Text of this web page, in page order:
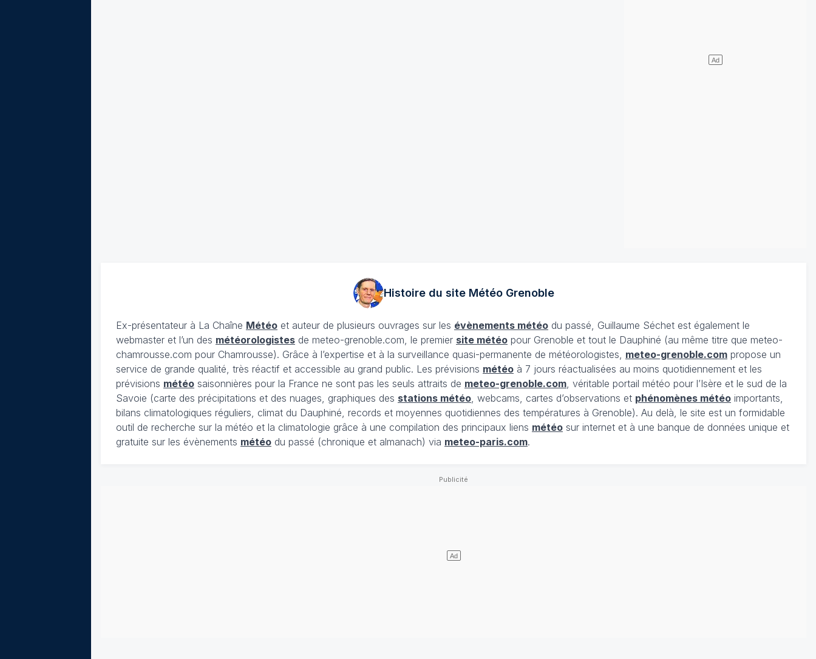
Histoire du site MétéoGrenoble
Ex-présentateur à La Chaîne Météo et auteur de plusieurs ouvrages sur les évènements météo du passé, Guillaume Séchet est également le
webmaster et l’un des météorologistes de meteo-grenoble.com, le premier site météo pour Grenoble et tout le Dauphiné (au même titre que meteo-
chamrousse.com pour Chamrousse). Grâce à l’expertise et à la surveillance quasi-permanente de météorologistes, meteo-grenoble.com propose un
service de grande qualité, très réactif et accessible au grand public. Les prévisions météo à 7 jours réactualisées au moins quotidiennement et les
prévisions météo saisonnières pour la France ne sont pas les seuls attraits de meteo-grenoble.com , véritable portail météo pour l’Isère et le sud de la
Savoie (carte des précipitations et des nuages, graphiques des stations météo , webcams, cartes d’observations et phénomènes météo importants,
bilans climatologiques réguliers, climat du Dauphiné, records et moyennes quotidiennes des températures à Grenoble). Au delà, le site est un formidable
outil de recherche sur la météo et la climatologie grâce à une compilation des principaux liens météo sur internet et à une banque de données unique et
gratuite sur les évènements météo du passé (chronique et almanach) via meteo-paris.com.